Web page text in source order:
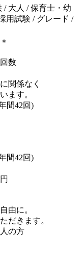
/ 大人 / 保育士・幼
用試験 / グレード /
数
関係なく
ます。
間42回)
間42回)
由に。
だきます。
の方